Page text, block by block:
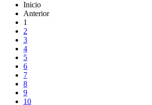
Inicio
Anterior
1
2
3
4
5
6
7
8
9
10